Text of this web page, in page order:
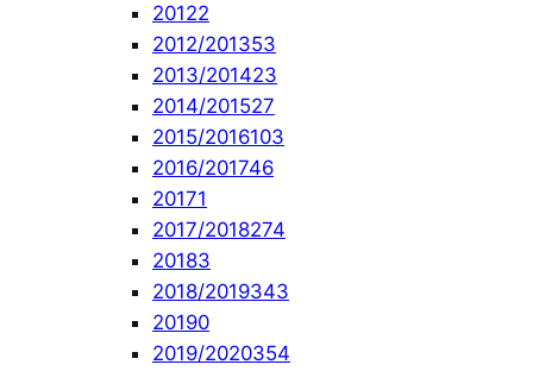
20122
2012/201353
2013/201423
2014/201527
2015/2016103
2016/201746
20171
2017/2018274
20183
2018/2019343
20190
2019/2020354